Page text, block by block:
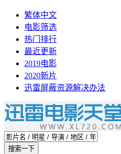
繁体中文
电影筛选
热门排行
最近更新
2019电影
2020新片
迅雷屏蔽资源解决办法